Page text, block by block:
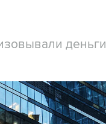
деньги